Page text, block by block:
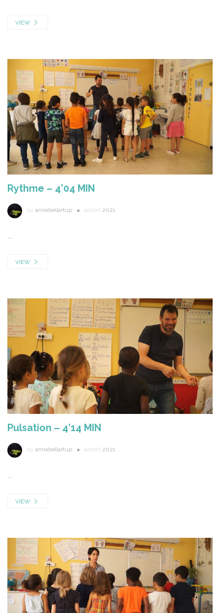
VIEW
Rythme – 4’04 MIN
by annabellartup added 2021
VIEW
Pulsation – 4’14 MIN
by annabellartup added 2021
VIEW